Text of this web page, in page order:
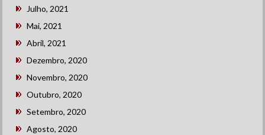
Julho, 2021
Mai, 2021
Abril, 2021
Dezembro, 2020
Novembro, 2020
Outubro, 2020
Setembro, 2020
Agosto, 2020